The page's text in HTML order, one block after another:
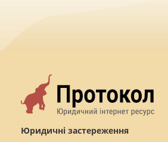
Юридичні застереження